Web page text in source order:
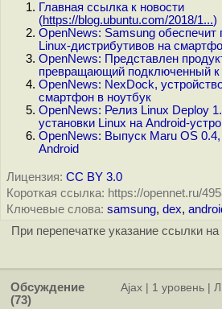
Главная ссылка к новости
(https://blog.ubuntu.com/2018/1...)
OpenNews: Samsung обеспечит
Linux-дистрибутивов на
OpenNews: Представлен
превращающий подключенный
OpenNews: NexDock,
смартфон в ноутбук
OpenNews: Релиз Linux Deploy
установки Linux на Android-
OpenNews: Выпуск Maru OS
Android
Лицензия: CC BY 3.0
Короткая ссылка: https://opennet.ru/
Ключевые слова: samsung, dex,
При перепечатке указание ссылки
Обсуждение
(73)
Ajax 1 уровень